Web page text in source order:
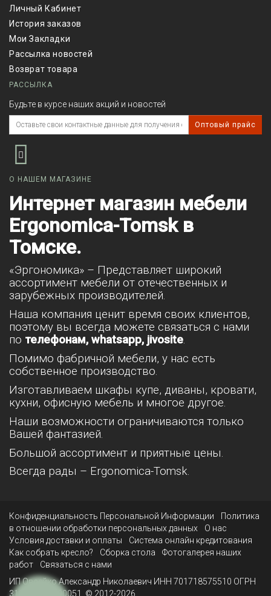
Личный Кабинет
История заказов
Мои Закладки
Рассылка новостей
Возврат товара
РАССЫЛКА
Будьте в курсе наших акций и новостей
Оптовый прайс
О НАШЕМ МАГАЗИНЕ
Интернет магазин мебели
Ergonomica-Tomsk в
Томске.
«Эргономика» – Представляет широкий
ассортимент мебели от отечественных и
зарубежных производителей.
Наша компания ценит время своих клиентов,
поэтому вы всегда можете связаться с нами
по телефонам, whatsapp, jivosite.
Помимо фабричной мебели, у нас есть
собственное производство.
Изготавливаем шкафы купе, диваны, кровати,
кухни, офисную мебель и многое другое.
Наши возможности ограничиваются только
Вашей фантазией.
Большой ассортимент и приятные цены.
Всегда рады – Ergonomica-Tomsk.
Конфиденциальность Персональной Информации
Политика
в отношении обработки персональных данных
О нас
Условия доставки и оплаты
Система онлайн кредитования
Как собрать кресло?
Сборка стола
Фотогалерея наших
работ
Связаться с нами
ИП Овсейко Александр Николаевич ИНН 701718575510 ОГРН
312701705100051. © 2012-2026